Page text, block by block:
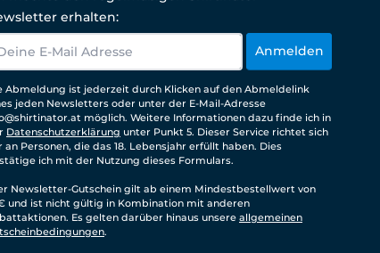
erhalten:
Anmelden
Abmeldung ist jederzeit durch Klicken auf den Abmeldelink
jeden Newsletters oder unter der E-Mail-Adresse
möglich. Weitere Informationen dazu finde ich in
Datenschutzerklärung unter Punkt 5. Dieser Service richtet sich
an Personen, die das 18. Lebensjahr erfüllt haben. Dies
ich mit der Nutzung dieses Formulars.
Newsletter-Gutschein gilt ab einem Mindestbestellwert von
und ist nicht gültig in Kombination mit anderen
Es gelten darüber hinaus unsere allgemeinen
.